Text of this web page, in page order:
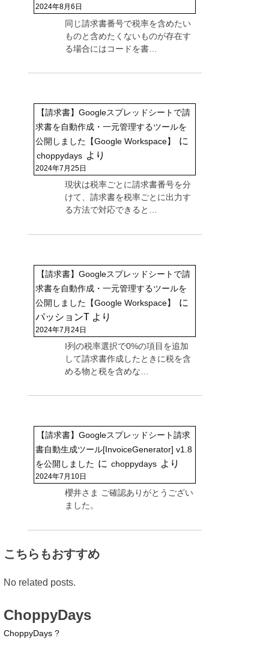
2024年8月6日
同じ請求書番号で税率を含めたい
ものと含めたくないものが存在す
る場合にはコードを書…
【請求書】Googleスプレッドシートで請
求書を自動作成・一元管理するツールを
公開しました【Google Workspace】
に
choppydays より
2024年7月25日
現状は税率ごとに請求書番号を分
けて、請求書を税率ごとに出力す
る方法で対応できると…
【請求書】Googleスプレッドシートで請
求書を自動作成・一元管理するツールを
公開しました【Google Workspace】
に
パッションT より
2024年7月24日
I列の税率選択で0%の項目を追加
して請求書作成したときに税を含
める物と税を含めな…
【請求書】Googleスプレッドシート請求
書自動生成ツール[InvoiceGenerator] v1.8
を公開しました に choppydays より
2024年7月10日
櫻井さま ご確認ありがとうござい
ました。
こちらもおすすめ
No related posts.
ChoppyDays
ChoppyDays ?